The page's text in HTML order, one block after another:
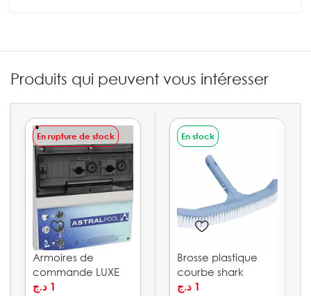
Produits qui peuvent vous intéresser
En rupture de stock
Armoires de
commande LUXE
ASTRAPOOL
1 د.ج
En stock
Brosse plastique
courbe shark
ASTRALPOOL
1 د.ج